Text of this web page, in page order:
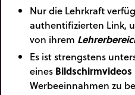
Nur die Lehrkraft
authentifizierten Link,
von ihrem
Es ist strengstens
eines Bildschirmvideos
Werbeeinnahmen zu